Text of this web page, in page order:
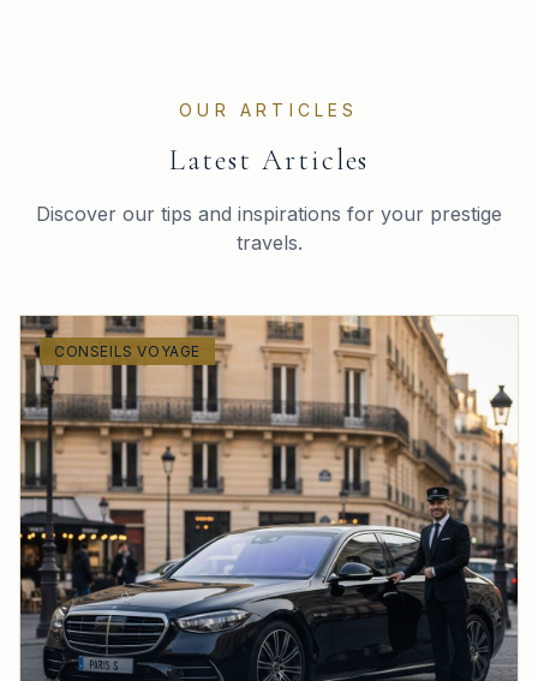
OUR ARTICLES
Latest Articles
Discover our tips and inspirations for your prestige
travels.
CONSEILS VOYAGE